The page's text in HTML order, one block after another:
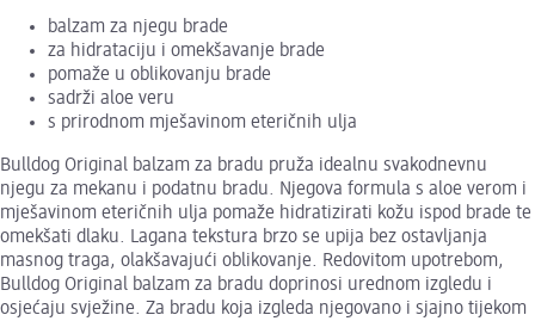
balzam za njegu brade
za hidrataciju i omekšavanje brade
pomaže u oblikovanju brade
sadrži aloe veru
s prirodnom mješavinom eteričnih ulja
Bulldog Original balzam za bradu pruža idealnu svakodnevnu
njegu za mekanu i podatnu bradu. Njegova formula s aloe verom i
mješavinom eteričnih ulja pomaže hidratizirati kožu ispod brade te
omekšati dlaku. Lagana tekstura brzo se upija bez ostavljanja
masnog traga, olakšavajući oblikovanje. Redovitom upotrebom,
Bulldog Original balzam za bradu doprinosi urednom izgledu i
osjećaju svježine. Za bradu koja izgleda njegovano i sjajno tijekom